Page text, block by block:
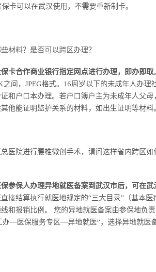
卡可以在武汉使用，不需要重新制卡。
材料？是否可以跨区办理？
卡合作商业银行指定网点进行办理，即办即取
间，JPEG格式。16周岁以下的未成年人办理
和户口本办理。若户口簿户主为未成年人父
他能证明监护关系的材料，如出生证明等材料
医院进行腰椎微创手术，请问这样省内跨区如
参保人办理异地就医备案到武汉市后，可在武
接结算执行就医地规定的“三大目录”（基本医
和报销比例。 您的异地就医备案由参保地负
办—医保服务专区—异地就医”，选择异地就医